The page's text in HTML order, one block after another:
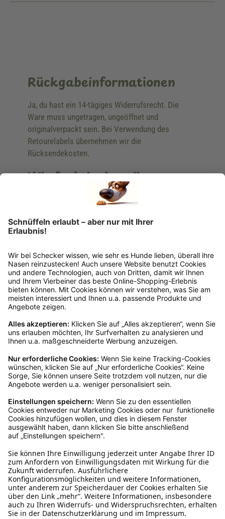
Rückgabeinformationen
Ja, du hast ein 14-tägiges Widerrufsrecht. Die
Ware muss ungetragen, ungeöffnet und
originalverpackt sein. Bei Verwendung des
Retourelabels übernehmen wir die
Rücksendekosten.
Wie funktioniert die
Rücksendung?
Bitte fülle das Rücksendeformular aus. Dieses
findest du online. Verpacke die Artikel
Rücksendeetikett auf das Paket. Dieses kannst du
dir in deinem Kundenkonto anfordern. Hast du als
Gast bestellt, schreibe uns eine Email an
verkauf@schecker.de oder rufe zu unseren
Servicezeiten an, dann lassen wir dir ein
Mo – Fr 9 – 17 Uhr, Sa 9 – 13 Uhr
Ruf uns an
Schreibe uns
verkauf@schecker.de